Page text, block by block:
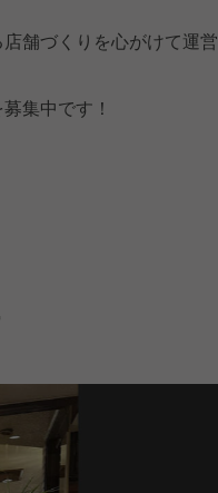
舗づくりを心がけて運営
集中です！